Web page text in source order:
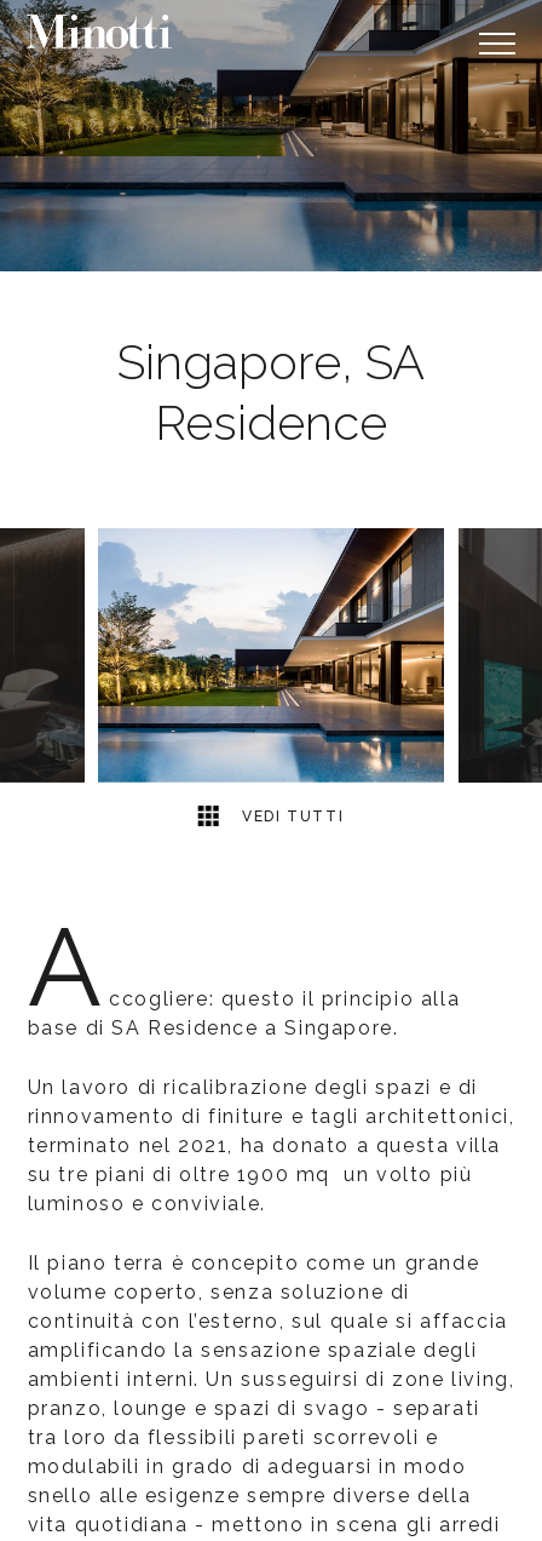
Singapore, SA
Residence
VEDI TUTTI
A ccogliere: questo il principio alla
base di SA Residence a Singapore.
Un lavoro di ricalibrazione degli spazi e di
rinnovamento di finiture e tagli architettonici,
terminato nel 2021, ha donato a questa villa
su tre piani di oltre 1900 mq un volto più
luminoso e conviviale.
Il piano terra è concepito come un grande
volume coperto, senza soluzione di
continuità con l’esterno, sul quale si affaccia
amplificando la sensazione spaziale degli
ambienti interni. Un susseguirsi di zone living,
pranzo, lounge e spazi di svago - separati
tra loro da flessibili pareti scorrevoli e
modulabili in grado di adeguarsi in modo
snello alle esigenze sempre diverse della
vita quotidiana - mettono in scena gli arredi